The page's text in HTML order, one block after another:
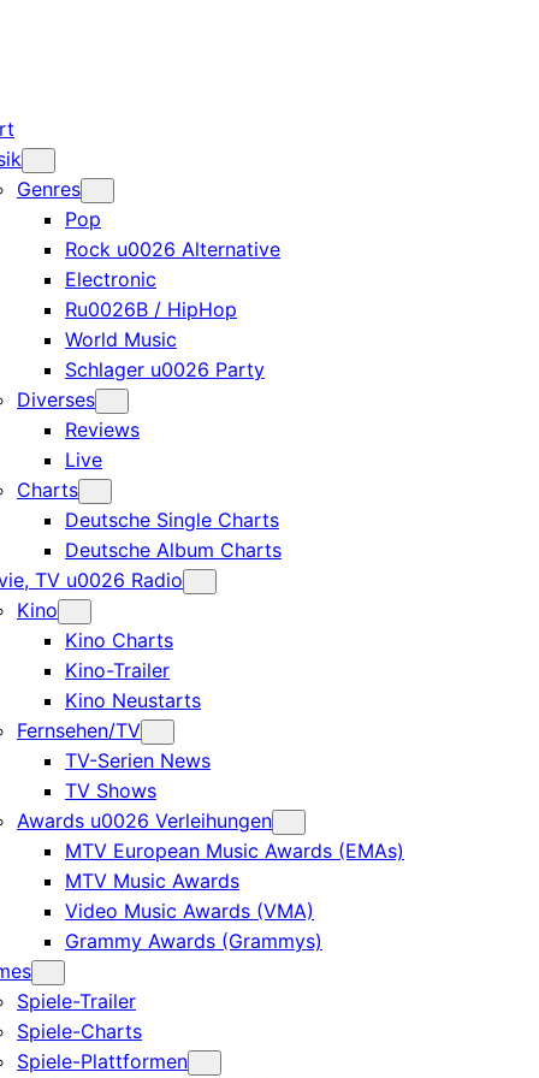
Genres
Pop
Rock u0026 Alternative
Electronic
Ru0026B / HipHop
World Music
Schlager u0026 Party
Diverses
Reviews
Live
Charts
Deutsche Single Charts
Deutsche Album Charts
TV u0026 Radio
Kino
Kino Charts
Kino-Trailer
Kino Neustarts
Fernsehen/TV
TV-Serien News
TV Shows
Awards u0026 Verleihungen
MTV European Music Awards (EMAs)
MTV Music Awards
Video Music Awards (VMA)
Grammy Awards (Grammys)
Spiele-Trailer
Spiele-Charts
Spiele-Plattformen